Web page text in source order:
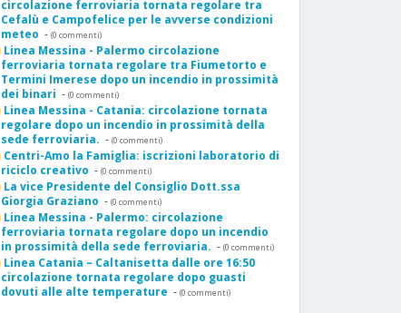
circolazione ferroviaria tornata regolare tra
Cefalù e Campofelice per le avverse condizioni
meteo - (0 commenti)
Linea Messina - Palermo circolazione
ferroviaria tornata regolare tra Fiumetorto e
Termini Imerese dopo un incendio in prossimità
dei binari - (0 commenti)
Linea Messina - Catania: circolazione tornata
regolare dopo un incendio in prossimità della
sede ferroviaria. - (0 commenti)
Centri-Amo la Famiglia: iscrizioni laboratorio di
riciclo creativo - (0 commenti)
La vice Presidente del Consiglio Dott.ssa
Giorgia Graziano - (0 commenti)
Linea Messina - Palermo: circolazione
ferroviaria tornata regolare dopo un incendio
in prossimità della sede ferroviaria. - (0 commenti)
Linea Catania – Caltanisetta dalle ore 16:50
circolazione tornata regolare dopo guasti
dovuti alle alte temperature - (0 commenti)